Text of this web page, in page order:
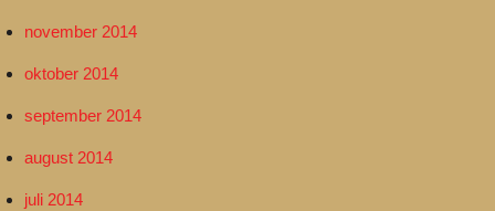
november 2014
oktober 2014
september 2014
august 2014
juli 2014